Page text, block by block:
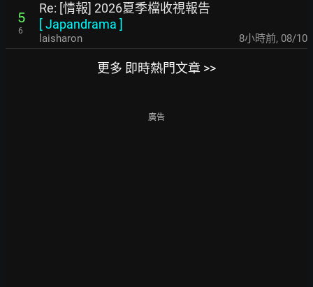
5
6
Re: [情報] 2026夏季檔收視報告
[Japandrama ]
laisharon 8小時前, 08/10
更多 即時熱門文章 >>
廣告